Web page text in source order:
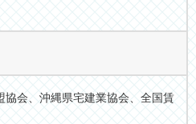
会、沖縄県宅建業協会、全国賃